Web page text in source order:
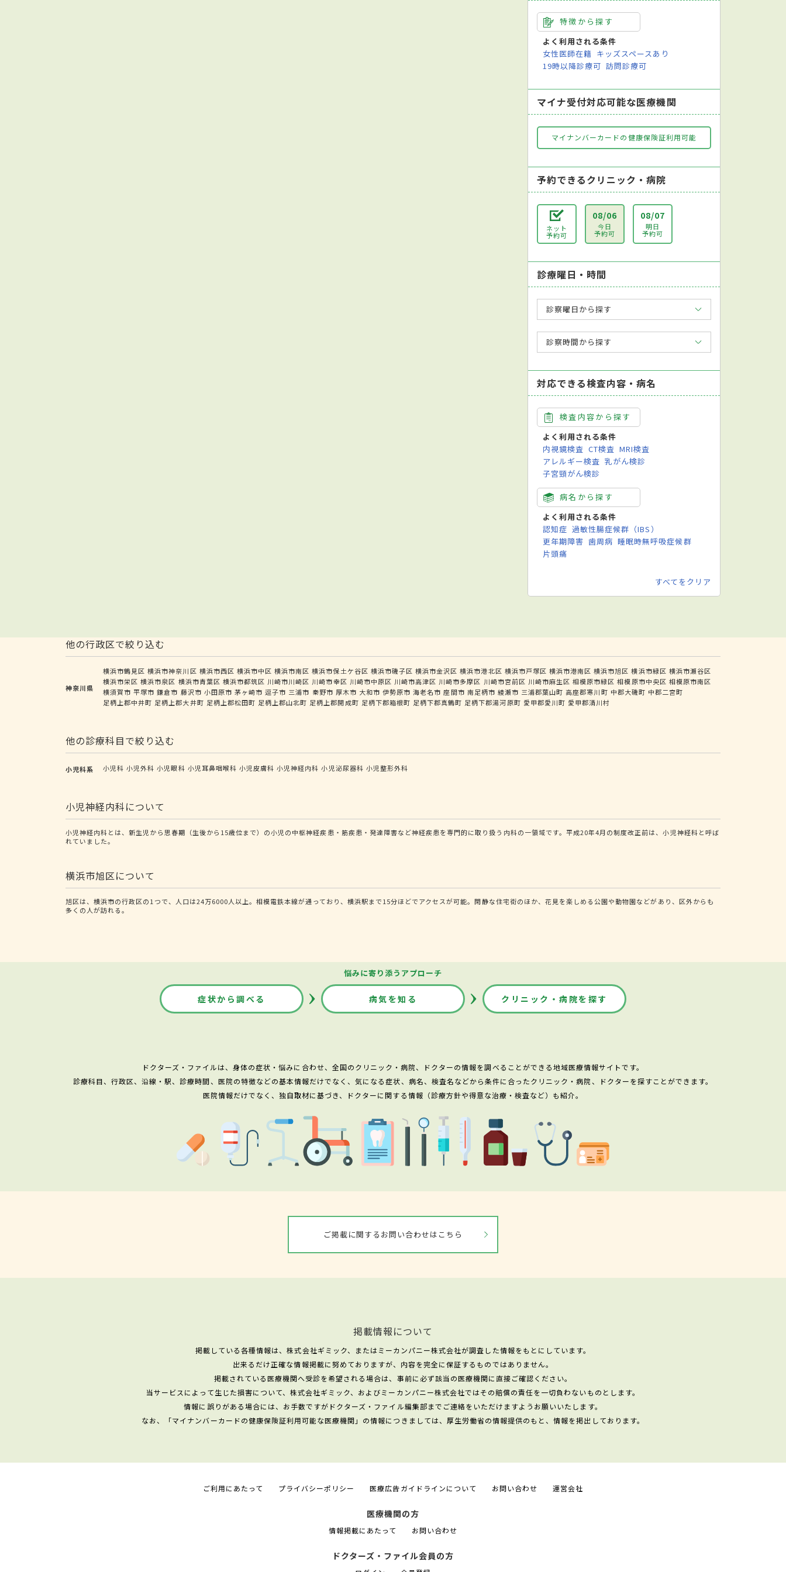
特徴から探す
よく利用される条件
女性医師在籍 キッズスペースあり
19時以降診療可 訪問診療可
マイナ受付対応可能な医療機関
マイナンバーカードの健康保険証利用可能
予約できるクリニック・病院
ネット
予約可
08/06
今日
予約可
08/07
明日
予約可
診療曜日・時間
診察曜日から探す
診察時間から探す
対応できる検査内容・病名
検査内容から探す
よく利用される条件
内視鏡検査 CT検査 MRI検査
アレルギー検査 乳がん検診
子宮頸がん検診
病名から探す
よく利用される条件
認知症 過敏性腸症候群（IBS）
更年期障害 歯周病 睡眠時無呼吸症候群
片頭痛
すべてをクリア
他の行政区で絞り込む
神奈川県
横浜市鶴見区 横浜市神奈川区 横浜市西区 横浜市中区 横浜市南区 横浜市保土ケ谷区 横浜市磯子区 横浜市金沢区 横浜市港北区 横浜市戸塚区 横浜市港南区 横浜市旭区 横浜市緑区 横浜市瀬谷区
横浜市栄区 横浜市泉区 横浜市青葉区 横浜市都筑区 川崎市川崎区 川崎市幸区 川崎市中原区 川崎市高津区 川崎市多摩区 川崎市宮前区 川崎市麻生区 相模原市緑区 相模原市中央区 相模原市南区
横須賀市 平塚市 鎌倉市 藤沢市 小田原市 茅ヶ崎市 逗子市 三浦市 秦野市 厚木市 大和市 伊勢原市 海老名市 座間市 南足柄市 綾瀬市 三浦郡葉山町 高座郡寒川町 中郡大磯町 中郡二宮町
足柄上郡中井町 足柄上郡大井町 足柄上郡松田町 足柄上郡山北町 足柄上郡開成町 足柄下郡箱根町 足柄下郡真鶴町 足柄下郡湯河原町 愛甲郡愛川町 愛甲郡清川村
他の診療科目で絞り込む
小児科系 小児科 小児外科 小児眼科 小児耳鼻咽喉科 小児皮膚科 小児神経内科 小児泌尿器科 小児整形外科
小児神経内科について
小児神経内科とは、新生児から思春期（生後から15歳位まで）の小児の中枢神経疾患・筋疾患・発達障害など神経疾患を専門的に取り扱う内科の一領域です。平成20年4月の制度改正前は、小児神経科と呼ば
れていました。
横浜市旭区について
旭区は、横浜市の行政区の1つで、人口は24万6000人以上。相模電鉄本線が通っており、横浜駅まで15分ほどでアクセスが可能。閑静な住宅街のほか、花見を楽しめる公園や動物園などがあり、区外からも
多くの人が訪れる。
悩みに寄り添うアプローチ
症状から調べる 病気を知る クリニック・病院を探す
ドクターズ・ファイルは、身体の症状・悩みに合わせ、全国のクリニック・病院、ドクターの情報を調べることができる地域医療情報サイトです。
診療科目、行政区、沿線・駅、診療時間、医院の特徴などの基本情報だけでなく、気になる症状、病名、検査名などから条件に合ったクリニック・病院、ドクターを探すことができます。
医院情報だけでなく、独自取材に基づき、ドクターに関する情報（診療方針や得意な治療・検査など）も紹介。
ご掲載に関するお問い合わせはこちら
掲載情報について
掲載している各種情報は、株式会社ギミック、またはミーカンパニー株式会社が調査した情報をもとにしています。
出来るだけ正確な情報掲載に努めておりますが、内容を完全に保証するものではありません。
掲載されている医療機関へ受診を希望される場合は、事前に必ず該当の医療機関に直接ご確認ください。
当サービスによって生じた損害について、株式会社ギミック、およびミーカンパニー株式会社ではその賠償の責任を一切負わないものとします。
情報に誤りがある場合には、お手数ですがドクターズ・ファイル編集部までご連絡をいただけますようお願いいたします。
なお、「マイナンバーカードの健康保険証利用可能な医療機関」の情報につきましては、厚生労働省の情報提供のもと、情報を掲出しております。
ご利用にあたって プライバシーポリシー 医療広告ガイドラインについて お問い合わせ 運営会社
医療機関の方
情報掲載にあたって お問い合わせ
ドクターズ・ファイル会員の方